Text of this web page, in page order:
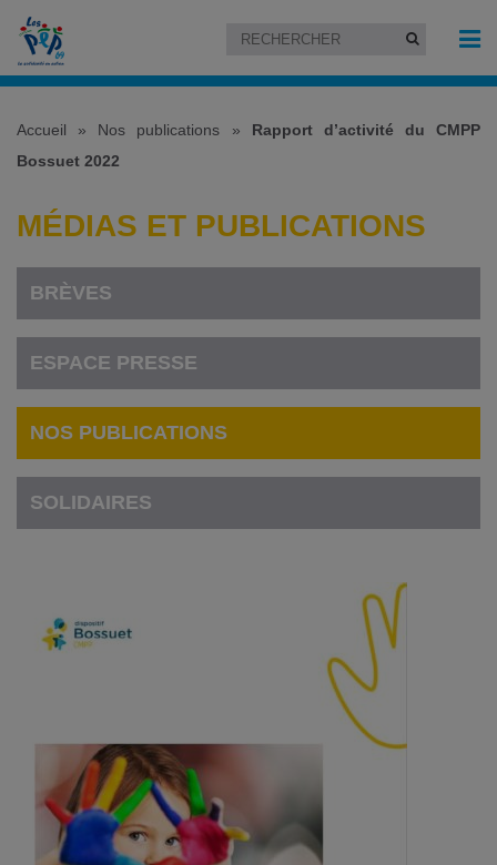
Accueil » Nos publications » Rapport d’activité du CMPP
Bossuet 2022
MÉDIAS ET PUBLICATIONS
BRÈVES
ESPACE PRESSE
NOS PUBLICATIONS
SOLIDAIRES